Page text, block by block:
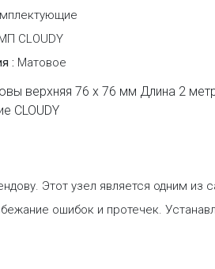
CLOUDY
: Матовое
верхняя 76 х 76 мм Длина 2
CLOUDY
Этот узел является одним из
ошибок и протечек.